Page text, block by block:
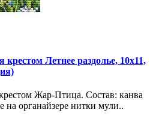
Летнее раздолье, 10x11,
Жар-Птица. Состав: канва
органайзере нитки мули..